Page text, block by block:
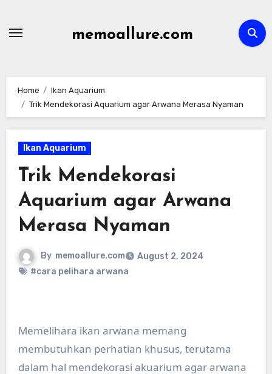
memoallure.com
Home
Ikan Aquarium
Trik Mendekorasi Aquarium agar Arwana Merasa Nyaman
Ikan Aquarium
Trik Mendekorasi
Aquarium agar Arwana
Merasa Nyaman
By memoallure.com
August 2, 2024
#cara pelihara arwana
Memelihara ikan arwana memang
membutuhkan perhatian khusus, terutama
dalam hal mendekorasi akuarium agar arwana